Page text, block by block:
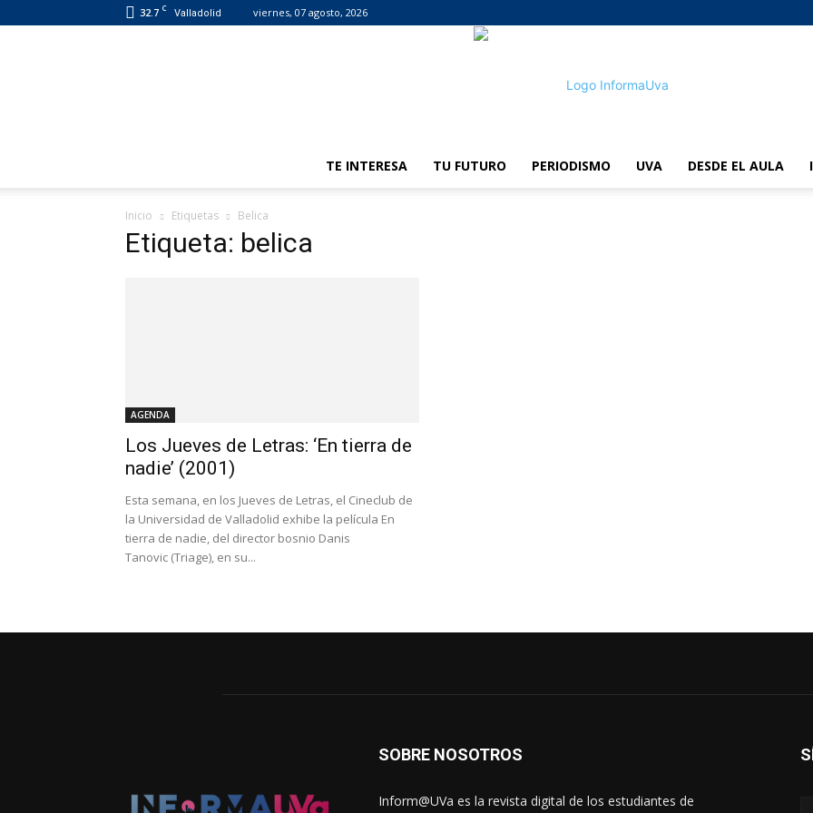
32.7 C Valladolid viernes, 07 agosto, 2026
TE INTERESA TU FUTURO PERIODISMO UVA DESDE EL AULA
Inicio Etiquetas Belica
Etiqueta: belica
AGENDA
Los Jueves de Letras: ‘En tierra de
nadie’ (2001)
Esta semana, en los Jueves de Letras, el Cineclub de
la Universidad de Valladolid exhibe la película En
tierra de nadie, del director bosnio Danis
Tanovic (Triage), en su...
SOBRE NOSOTROS
Inform@UVa es la revista digital de los estudiantes de